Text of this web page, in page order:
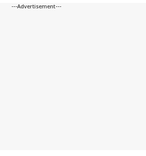
---Advertisement---